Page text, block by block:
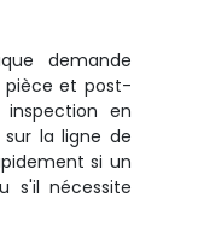
demande
pièce et post-
en
la ligne de
si un
s'il nécessite